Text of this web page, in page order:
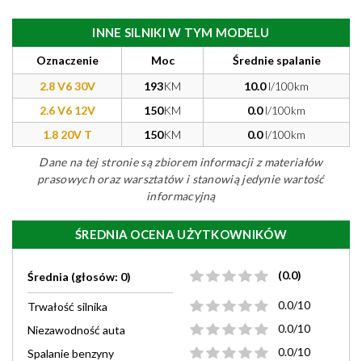
INNE SILNIKI W TYM MODELU
Oznaczenie Moc
Średnie spalanie
2.8 V6 30V
193KM 10.0l/100km
2.6 V6 12V
150KM 0.0l/100km
1.8 20V T
150KM 0.0l/100km
Dane na tej stronie są zbiorem informacji z materiałów
prasowych oraz warsztatów i stanowią jedynie wartość
informacyjną
ŚREDNIA OCENA UŻYTKOWNIKÓW
Średnia (głosów: 0) (0.0)
Trwałość silnika
0.0/10
Niezawodność auta
0.0/10
Spalanie benzyny
0.0/10